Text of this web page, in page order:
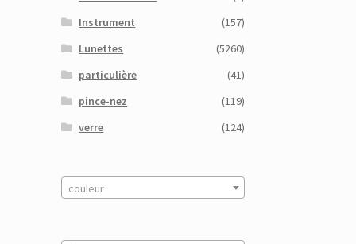
Instrument
(157)
Lunettes
(5260)
particulière
(41)
pince-nez
(119)
verre
(124)
couleur